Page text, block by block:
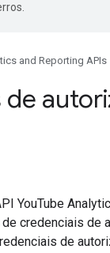
and Reporting APIs
de
YouTube
credenciais de
de